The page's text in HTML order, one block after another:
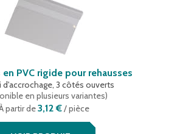
PVC rigide pour rehausses
d'accrochage, 3 côtés ouverts
en plusieurs variantes)
partir de3,12 €/ pièce